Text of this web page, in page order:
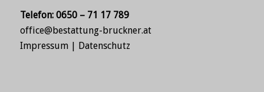
Telefon: 0650 – 71 17 789
office@bestattung-bruckner.at
Impressum| Datenschutz